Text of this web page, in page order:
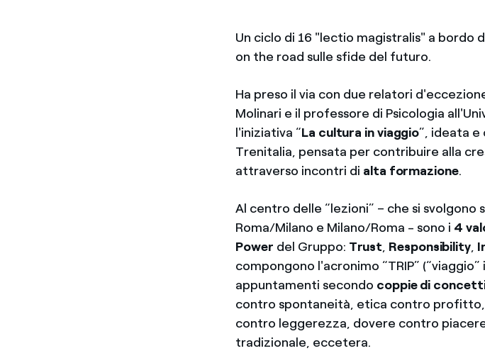
Un ciclo di 16 "lectio magistralis" a bordo
on the road sulle sfide del futuro.
Ha preso il via con due relatori
Molinari e il professore di Psicologia
l'iniziativa “La cultura in viaggio”, ideata e
Trenitalia, pensata per contribuire alla
attraverso incontri di alta formazione.
Al centro delle “lezioni” – che si
Roma/Milano e Milano/Roma - sono i 4
Power del Gruppo: Trust, Responsibility,
compongono l'acronimo “TRIP”
appuntamenti secondo coppie di
contro spontaneità, etica contro
contro leggerezza, dovere contro
tradizionale, eccetera.